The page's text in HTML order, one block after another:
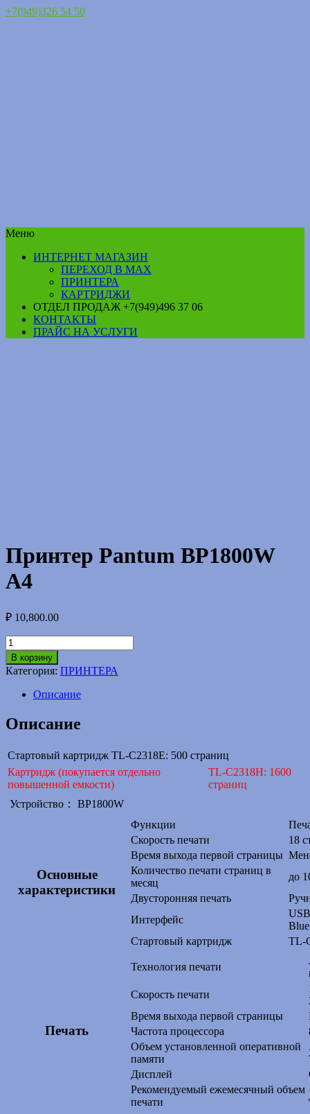
+7(949)326 54 50
Меню
ИНТЕРНЕТ МАГАЗИН
ПЕРЕХОД В MAX
ПРИНТЕРА
КАРТРИДЖИ
ОТДЕЛ ПРОДАЖ +7(949)496 37 06
КОНТАКТЫ
ПРАЙС НА УСЛУГИ
Принтер Pantum BP1800W
A4
₽ 10,800.00
Количество
товара
Принтер
Pantum
BP1800W
В корзину
Категория: ПРИНТЕРА
Описание
Описание
Стартовый картридж TL-C2318E: 500 страниц
Картридж (покупается отдельно
повышенной емкости)
TL-C2318H: 1600
страниц
Устройство：
BP1800W
Основные
характеристики
Функции
Скорость печати
18
Время выхода первой страницы
Количество печати страниц в
месяц
до
Двусторонняя печать
Интерфейс
Стартовый картридж
TL-
Печать
Технология печати
Скорость печати
Время выхода первой страницы
Частота процессора
Объем установленной оперативной
памяти
Дисплей
Рекомендуемый ежемесячный объем
печати